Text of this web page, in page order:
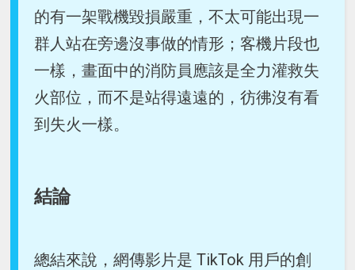
的有一架戰機毀損嚴重，不太可能出現一
群人站在旁邊沒事做的情形；客機片段也
一樣，畫面中的消防員應該是全力灌救失
火部位，而不是站得遠遠的，彷彿沒有看
到失火一樣。
結論
總結來說，網傳影片是 TikTok 用戶的創